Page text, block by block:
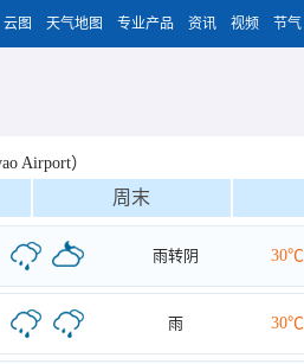
云图 天气地图 专业产品 资讯 视频 节气
Airport）
周末
雨转阴 30℃
雨 30℃